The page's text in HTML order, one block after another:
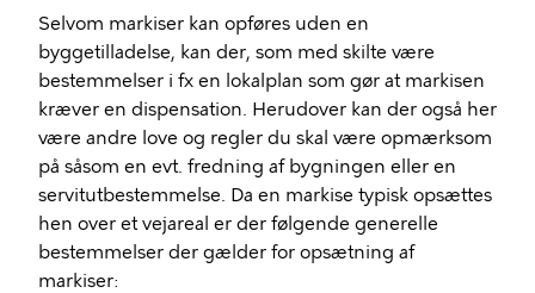
Selvom markiser kan opføres uden en
byggetilladelse, kan der, som med skilte være
bestemmelser i fx en lokalplan som gør at markisen
kræver en dispensation. Herudover kan der også her
være andre love og regler du skal være opmærksom
på såsom en evt. fredning af bygningen eller en
servitutbestemmelse. Da en markise typisk opsættes
hen over et vejareal er der følgende generelle
bestemmelser der gælder for opsætning af
markiser: